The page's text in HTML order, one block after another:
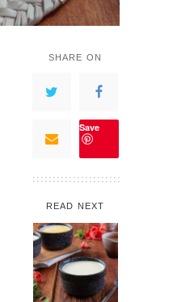
SHARE ON
Save
READ NEXT